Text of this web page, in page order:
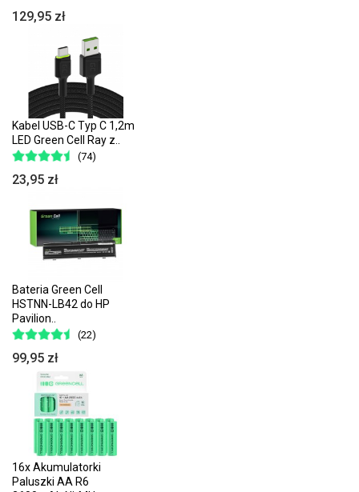
129,95 zł
Kabel USB-C Typ C 1,2m
LED Green Cell Ray z..
(74)
23,95 zł
Bateria Green Cell
HSTNN-LB42 do HP
Pavilion..
(22)
99,95 zł
16x Akumulatorki
Paluszki AA R6